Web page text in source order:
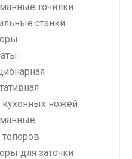
точилки
станки
кухонных ножей
топоров
для заточки